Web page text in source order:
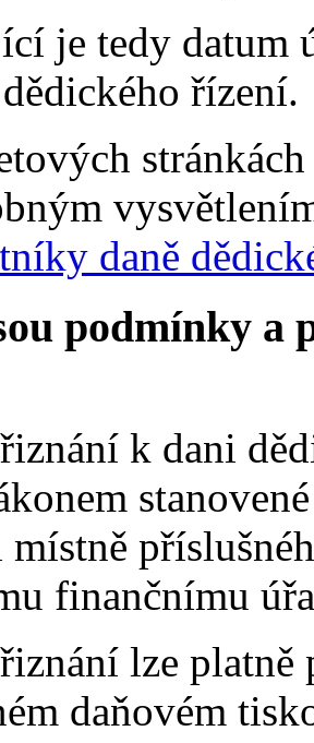
je tedy datum
řízení.
daně
podmínky a
k dani
finančnímu
lze platně
daňovém